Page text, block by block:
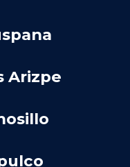
Arizpe